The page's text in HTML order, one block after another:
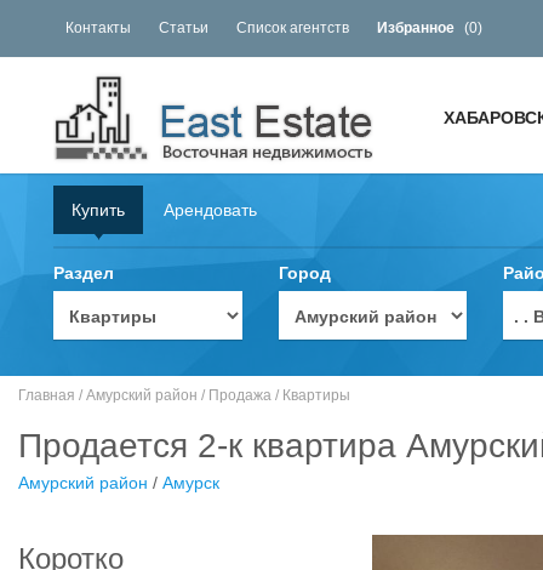
Контакты Статьи Список агентств Избранное (0)
Купить Арендовать
Раздел Город
. .
Главная / Амурский район / Продажа / Квартиры
Продается 2-к квартира
Амурский район / Амурск
Коротко